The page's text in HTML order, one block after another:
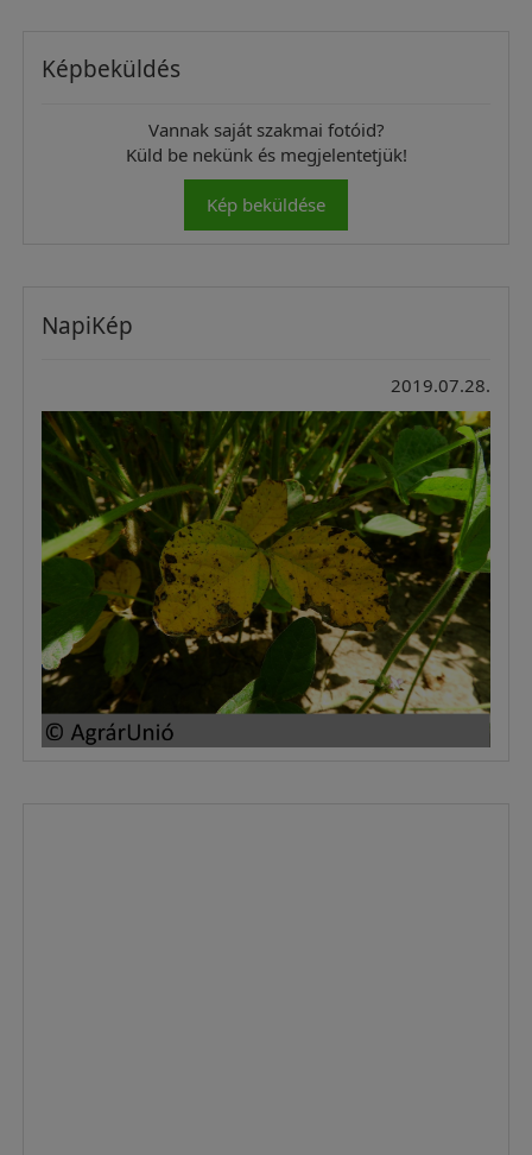
Képbeküldés
Vannak saját szakmai fotóid?
Küld be nekünk és megjelentetjük!
Kép beküldése
NapiKép
2019.07.28.